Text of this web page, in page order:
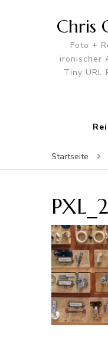
Chris
Foto +
ironischer
Tiny URL
Startseite